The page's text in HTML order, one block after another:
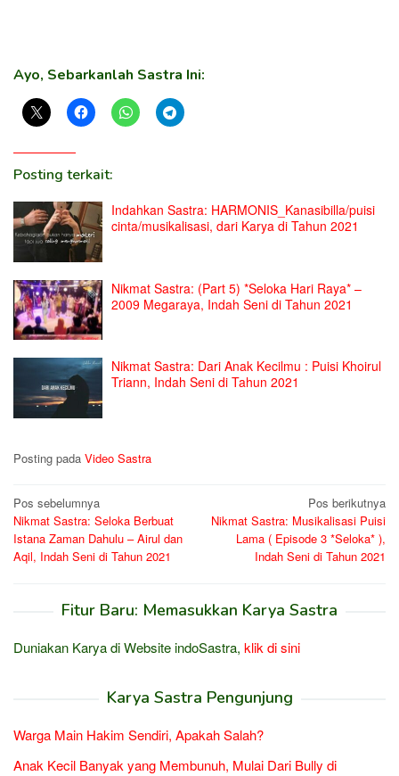
Ayo, Sebarkanlah Sastra Ini:
Posting terkait:
Indahkan Sastra: HARMONIS_Kanasibilla/puisi
cinta/musikalisasi, dari Karya di Tahun 2021
Nikmat Sastra: (Part 5) *Seloka Hari Raya* –
2009 Megaraya, Indah Seni di Tahun 2021
Nikmat Sastra: Dari Anak Kecilmu : Puisi Khoirul
Triann, Indah Seni di Tahun 2021
Posting pada Video Sastra
Navigasi
pos
Pos sebelumnya
Nikmat Sastra: Seloka Berbuat
Istana Zaman Dahulu – Airul dan
Aqil, Indah Seni di Tahun 2021
Pos berikutnya
Nikmat Sastra: Musikalisasi Puisi
Lama ( Episode 3 *Seloka* ),
Indah Seni di Tahun 2021
Fitur Baru: Memasukkan Karya Sastra
Duniakan Karya di Website indoSastra, klik di sini
Karya Sastra Pengunjung
Warga Main Hakim Sendiri, Apakah Salah?
Anak Kecil Banyak yang Membunuh, Mulai Dari Bully di